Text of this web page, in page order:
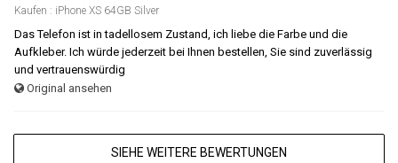
Kaufen : iPhone XS 64GB Silver
Das Telefon ist in tadellosem Zustand, ich liebe die Farbe und die
Aufkleber. Ich würde jederzeit bei Ihnen bestellen, Sie sind zuverlässig
und vertrauenswürdig
Original ansehen
SIEHE WEITERE BEWERTUNGEN